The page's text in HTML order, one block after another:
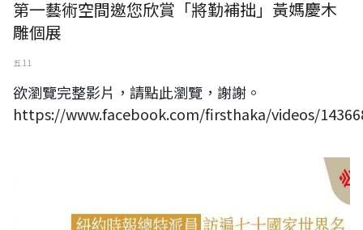
第一藝術空間邀您欣賞「將勤補拙」黃媽慶木
雕個展
五 11
欲瀏覽完整影片，請點此瀏覽，謝謝。
https://www.facebook.com/firsthaka/videos/